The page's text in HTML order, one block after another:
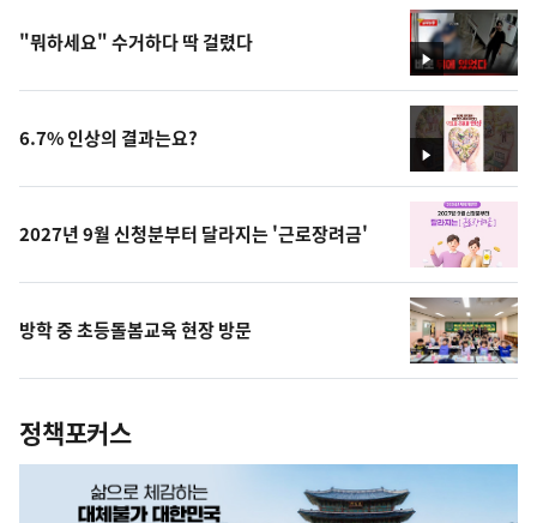
영
상
"뭐하세요" 수거하다 딱 걸렸다
영
상
6.7% 인상의 결과는요?
2027년 9월 신청분부터 달라지는 '근로장려금'
방학 중 초등돌봄교육 현장 방문
정책포커스